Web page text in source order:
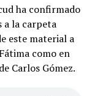
ha confirmado
a la carpeta
este material a
como en
Carlos Gómez.